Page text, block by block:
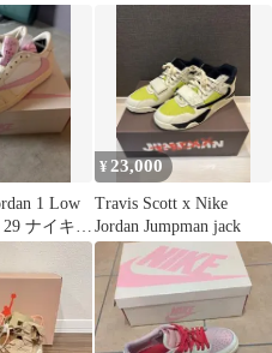
1 Low
29 ナイキ
¥ 23,000
Travis Scott x Nike
Jordan Jumpman jack